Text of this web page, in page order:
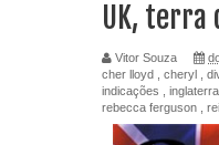
UK, terra
Vitor Souza
cher lloyd
cheryl
indicações
inglaterra
rebecca ferguson